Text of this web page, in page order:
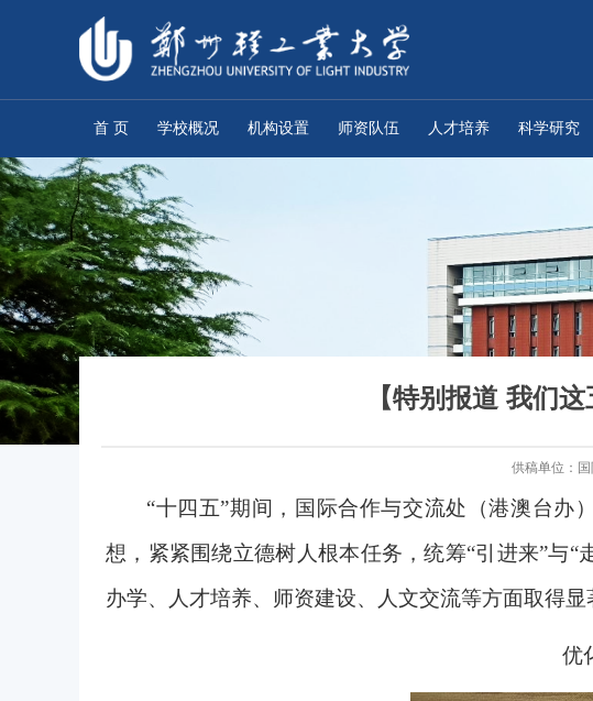
首 页 学校概况 机构设置 师资队伍 人才培养 科学研究
【特别报道 我们
供稿单位：
“十四五”期间，国际合作与交流处（港澳台办
想，紧紧围绕立德树人根本任务，统筹“引进来”与
办学、人才培养、师资建设、人文交流等方面取得显
优